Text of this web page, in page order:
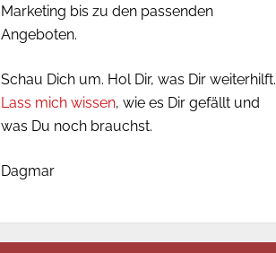
Marketing bis zu den passenden
Angeboten.
Schau Dich um. Hol Dir, was Dir weiterhilft.
Lass mich wissen, wie es Dir gefällt und
was Du noch brauchst.
Dagmar